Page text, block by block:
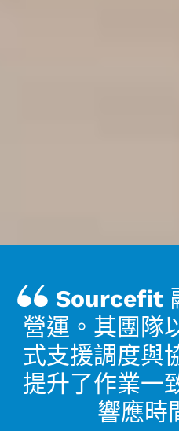
Sourcefit
營運。其團隊
式支援調度與
提升了作業一
響應時